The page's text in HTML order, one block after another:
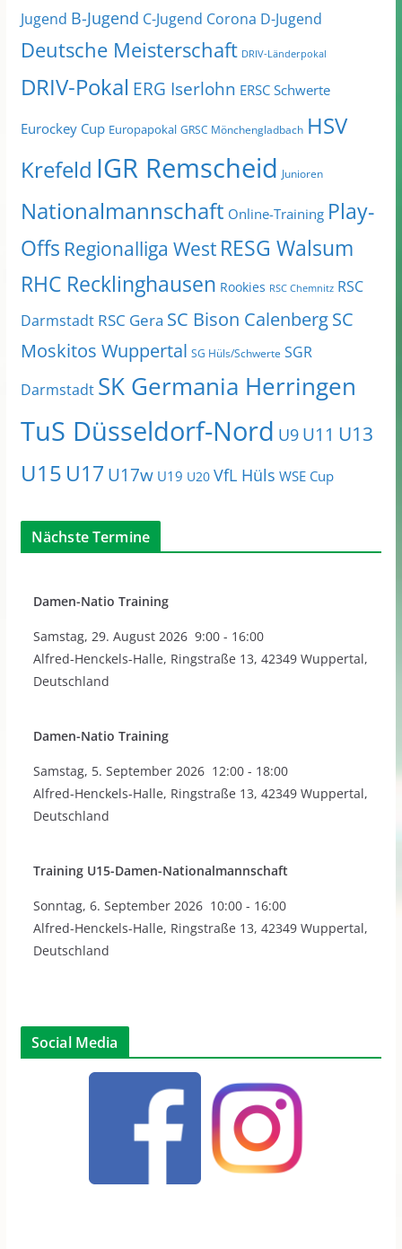
Jugend B-Jugend C-Jugend Corona D-Jugend
Deutsche Meisterschaft DRIV-Länderpokal
DRIV-Pokal ERG Iserlohn ERSC Schwerte
Eurockey Cup Europapokal GRSC Mönchengladbach HSV
Krefeld IGR Remscheid Junioren
Nationalmannschaft Online-Training Play-
Offs Regionalliga West RESG Walsum
RHC Recklinghausen Rookies RSC Chemnitz RSC
Darmstadt RSC Gera SC Bison CalenbergSC
Moskitos Wuppertal SG Hüls/Schwerte SGR
Darmstadt SK Germania Herringen
TuS Düsseldorf-Nord U9 U11 U13
U15 U17 U17w U19 U20 VfL Hüls WSE Cup
Nächste Termine
Damen-Natio Training
Samstag, 29. August 2026 9:00- 16:00
Alfred-Henckels-Halle, Ringstraße 13, 42349 Wuppertal,
Deutschland
Damen-Natio Training
Samstag, 5. September 2026 12:00- 18:00
Alfred-Henckels-Halle, Ringstraße 13, 42349 Wuppertal,
Deutschland
Training U15-Damen-Nationalmannschaft
Sonntag, 6. September 2026 10:00- 16:00
Alfred-Henckels-Halle, Ringstraße 13, 42349 Wuppertal,
Deutschland
Social Media